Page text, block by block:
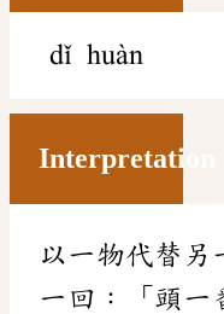
dǐ huàn
Interpretation
以一物代替另
一回：「頭一